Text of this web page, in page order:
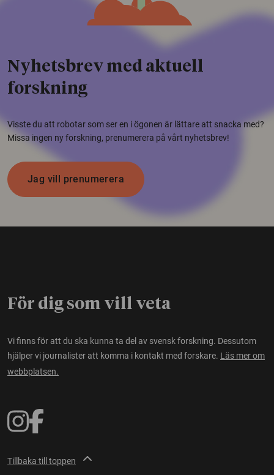
Nyhetsbrev med aktuell
forskning
Visste du att robotar som ser en i ögonen är lättare att snacka med?
Missa ingen ny forskning, prenumerera på vårt nyhetsbrev!
Jag vill prenumerera
För dig som vill veta
Vi finns för att du ska kunna ta del av svensk forskning. Dessutom
hjälper vi journalister att komma i kontakt med forskare. Läs mer om
webbplatsen.
Tillbaka till toppen